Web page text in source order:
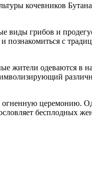
кочевников
виды грибов и
познакомиться с
жители одеваются в
огненную церемонию.
бесплодных